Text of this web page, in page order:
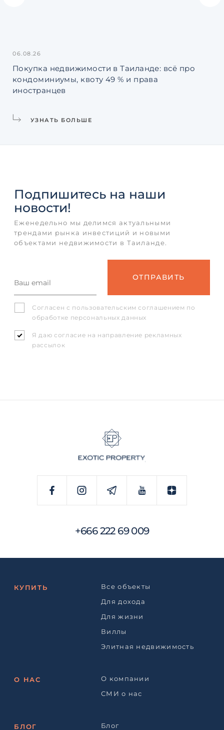
06.08.26
Покупка недвижимости в Таиланде: всё про
кондоминиумы, квоту 49 % и права
иностранцев
УЗНАТЬ БОЛЬШЕ
Подпишитесь на наши
новости!
Еженедельно мы делимся актуальными
трендами рынка инвестиций и новыми
объектами недвижимости в Таиланде.
Согласен с пользовательским соглашением по
обработке персональных данных
Я даю согласие на направление рекламных
рассылок
+666 222 69 009
КУПИТЬ
Все объекты
Для дохода
Для жизни
Виллы
Элитная недвижимость
О НАС
О компании
СМИ о нас
БЛОГ Блог